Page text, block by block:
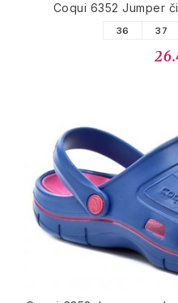
Coqui 6352 Jumper
36 37